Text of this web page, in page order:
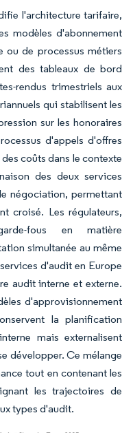
l'architecture tarifaire,
modèles d'abonnement
ou de processus métiers
des tableaux de bord
rendus trimestriels aux
qui stabilisent les
sur les honoraires
d'appels d'offres
coûts dans le contexte
des deux services
négociation, permettant
croisé. Les régulateurs,
fous en matière
simultanée au même
d'audit en Europe
audit interne et externe.
d'approvisionnement
la planification
mais externalisent
développer. Ce mélange
tout en contenant les
les trajectoires de
types d'audit.